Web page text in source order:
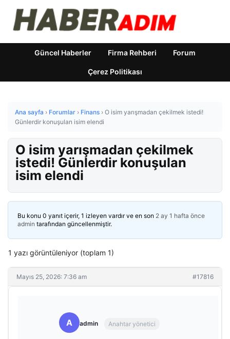
Güncel Haberler Firma Rehberi Forum
Çerez Politikası
Ana sayfa › Forumlar › Finans › O isim yarışmadan çekilmek istedi!
Günlerdir konuşulan isim elendi
O isim yarışmadan çekilmek
istedi! Günlerdir konuşulan
isim elendi
Bu konu 0 yanıt içerir, 1 izleyen vardır ve en son 2 ay 1 hafta önce
admin tarafından güncellenmiştir.
1 yazı görüntüleniyor (toplam 1)
Mayıs 25, 2026: 7:36 am #17816
A admin Anahtar yönetici